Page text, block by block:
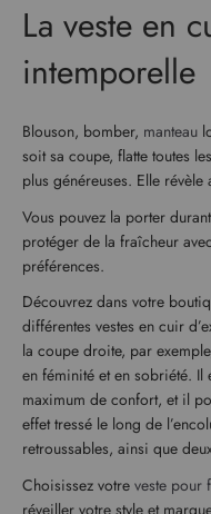
La veste en
intemporelle
Blouson, bomber, manteau
soit sa coupe, flatte toutes
plus généreuses. Elle
Vous pouvez la porter
protéger de la fraîcheur
préférences.
Découvrez dans votre
différentes vestes en cuir
la coupe droite, par
en féminité et en sobriété.
maximum de confort, et il
effet tressé le long de
retroussables, ainsi que
Choisissez votre veste pour
réveiller votre style et